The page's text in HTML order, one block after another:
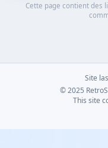
Cette page contient des
Site
© 2025
This site